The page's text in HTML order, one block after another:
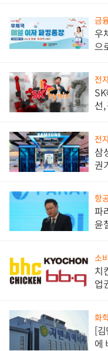
금
우
으
전
선
전
삼
권
항
파
윤
소
치
업
화
[
에